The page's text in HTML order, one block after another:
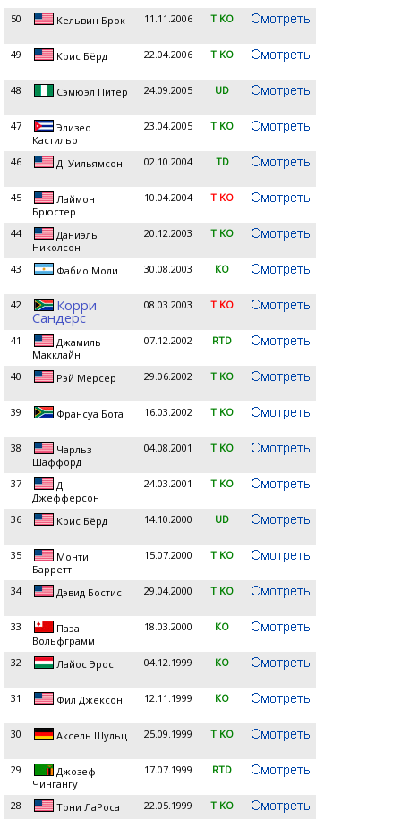
50 Кельвин Брок 11.11.2006 T KO
49 Крис Бёрд 22.04.2006 T KO
48 Сэмюэл Питер 24.09.2005 UD
47
Элизео
Кастильо
23.04.2005 T KO
46 Д. Уильямсон 02.10.2004 TD
45
Лаймон
Брюстер
10.04.2004 T KO
44
Даниэль
Николсон
20.12.2003 T KO
43 Фабио Моли 30.08.2003 KO
42 Корри
Сандерс
08.03.2003 T KO
41
Джамиль
Макклайн
07.12.2002 RTD
40 Рэй Мерсер 29.06.2002 T KO
39 Франсуа Бота 16.03.2002 T KO
38
Чарльз
Шаффорд
04.08.2001 T KO
37
Д.
Джефферсон
24.03.2001 T KO
36 Крис Бёрд 14.10.2000 UD
35
Монти
Барретт
15.07.2000 T KO
34 Дэвид Бостис 29.04.2000 T KO
33
Паэа
Вольфграмм
18.03.2000 KO
32 Лайос Эрос 04.12.1999 KO
31 Фил Джексон 12.11.1999 KO
30 Аксель Шульц 25.09.1999 T KO
29
Джозеф
Чингангу
17.07.1999 RTD
28 Тони ЛаРоса 22.05.1999 T KO